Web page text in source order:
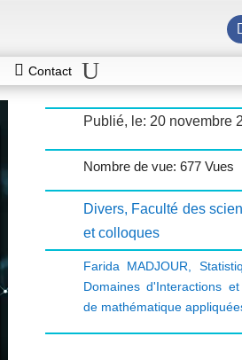
Contact
Publié, le: 20 novembre
Nombre de vue: 677 Vues
Divers, Faculté des
et colloques
Farida MADJOUR,
Domaines d'Interactions
de mathématique